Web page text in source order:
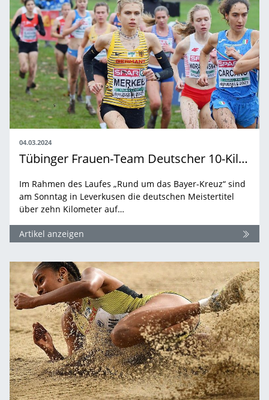
04.03.2024
Tübinger Frauen-Team Deutscher 10-Kilometer-Meister
Im Rahmen des Laufes „Rund um das Bayer-Kreuz“ sind
am Sonntag in Leverkusen die deutschen Meistertitel
über zehn Kilometer auf…
Artikel anzeigen